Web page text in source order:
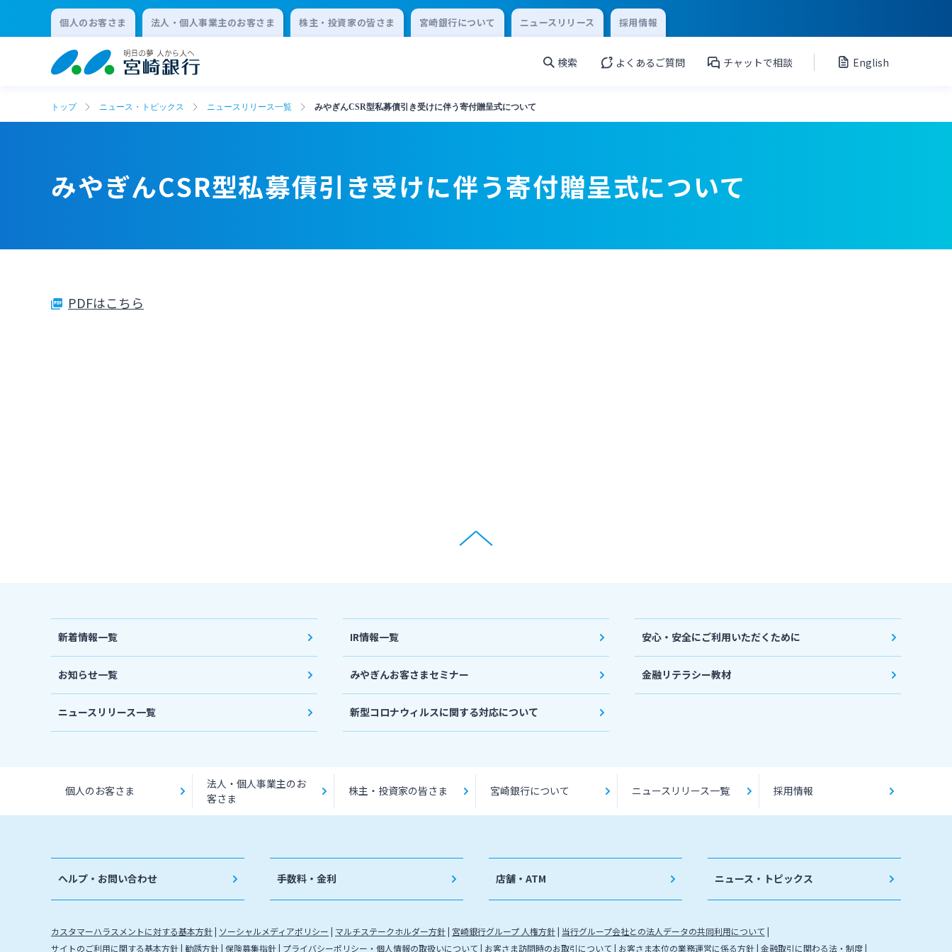
個人のお客さま 法人・個人事業主のお客さま 株主・投資家の皆さま 宮崎銀行について ニュースリリース 採用情報
検索 よくあるご質問 チャットで相談 English
トップ ニュース・トピックス ニュースリリース一覧 みやぎんCSR型私募債引き受けに伴う寄付贈呈式について
みやぎんCSR型私募債引き受けに伴う寄付贈呈式について
PDFはこちら
新着情報一覧
お知らせ一覧
ニュースリリース一覧
IR情報一覧
みやぎんお客さまセミナー
新型コロナウィルスに関する対応について
安心・安全にご利用いただくために
金融リテラシー教材
個人のお客さま
法人・個人事業主のお
客さま
株主・投資家の皆さま 宮崎銀行について ニュースリリース一覧 採用情報
ヘルプ・お問い合わせ 手数料・金利 店舗・ATM ニュース・トピックス
カスタマーハラスメントに対する基本方針 ソーシャルメディアポリシー マルチステークホルダー方針 宮崎銀行グループ 人権方針 当行グループ会社との法人データの共同利用について
サイトのご利用に関する基本方針 勧誘方針 保険募集指針 プライバシーポリシー・個人情報の取扱いについて お客さま訪問時のお取引について お客さま本位の業務運営に係る方針 金融取引に関わる法・制度